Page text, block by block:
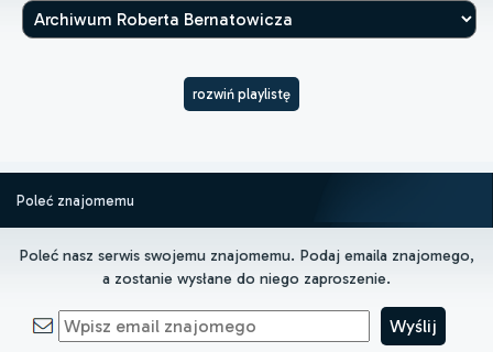
rozwiń playlistę
Poleć znajomemu
Poleć nasz serwis swojemu znajomemu. Podaj emaila znajomego,
a zostanie wysłane do niego zaproszenie.